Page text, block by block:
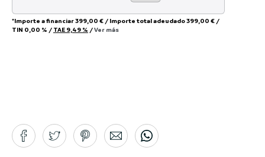
*Importe a financiar399,00 € / Importe total adeudado399,00 € /
TIN 0,00 % / TAE 9,49 % /Ver más